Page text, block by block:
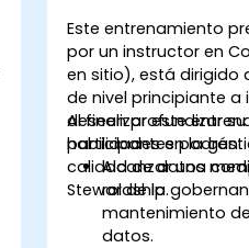
Este entrenamiento
por un instructor en
en sitio), está dirigido
de nivel principiante
deseen profundizar
habilidades en la
calidad de datos
Stewardship.
Al finalizar este
participantes podrán:
Alcanzar una
rol de la
mantenimiento
datos.